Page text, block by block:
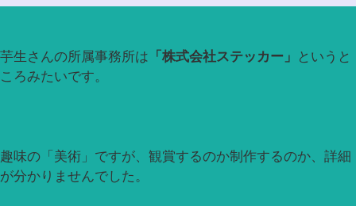
芋生さんの所属事務所は 「株式会社ステッカー」 というと
ころみたいです。
趣味の「美術」ですが、観賞するのか制作するのか、詳細
が分かりませんでした。